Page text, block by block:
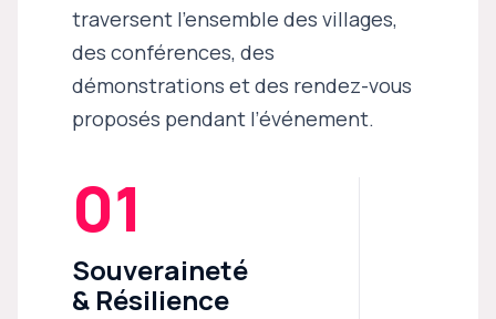
traversent l’ensemble des villages,
des conférences, des
démonstrations et des rendez-vous
proposés pendant l’événement.
01
Souveraineté
& Résilience